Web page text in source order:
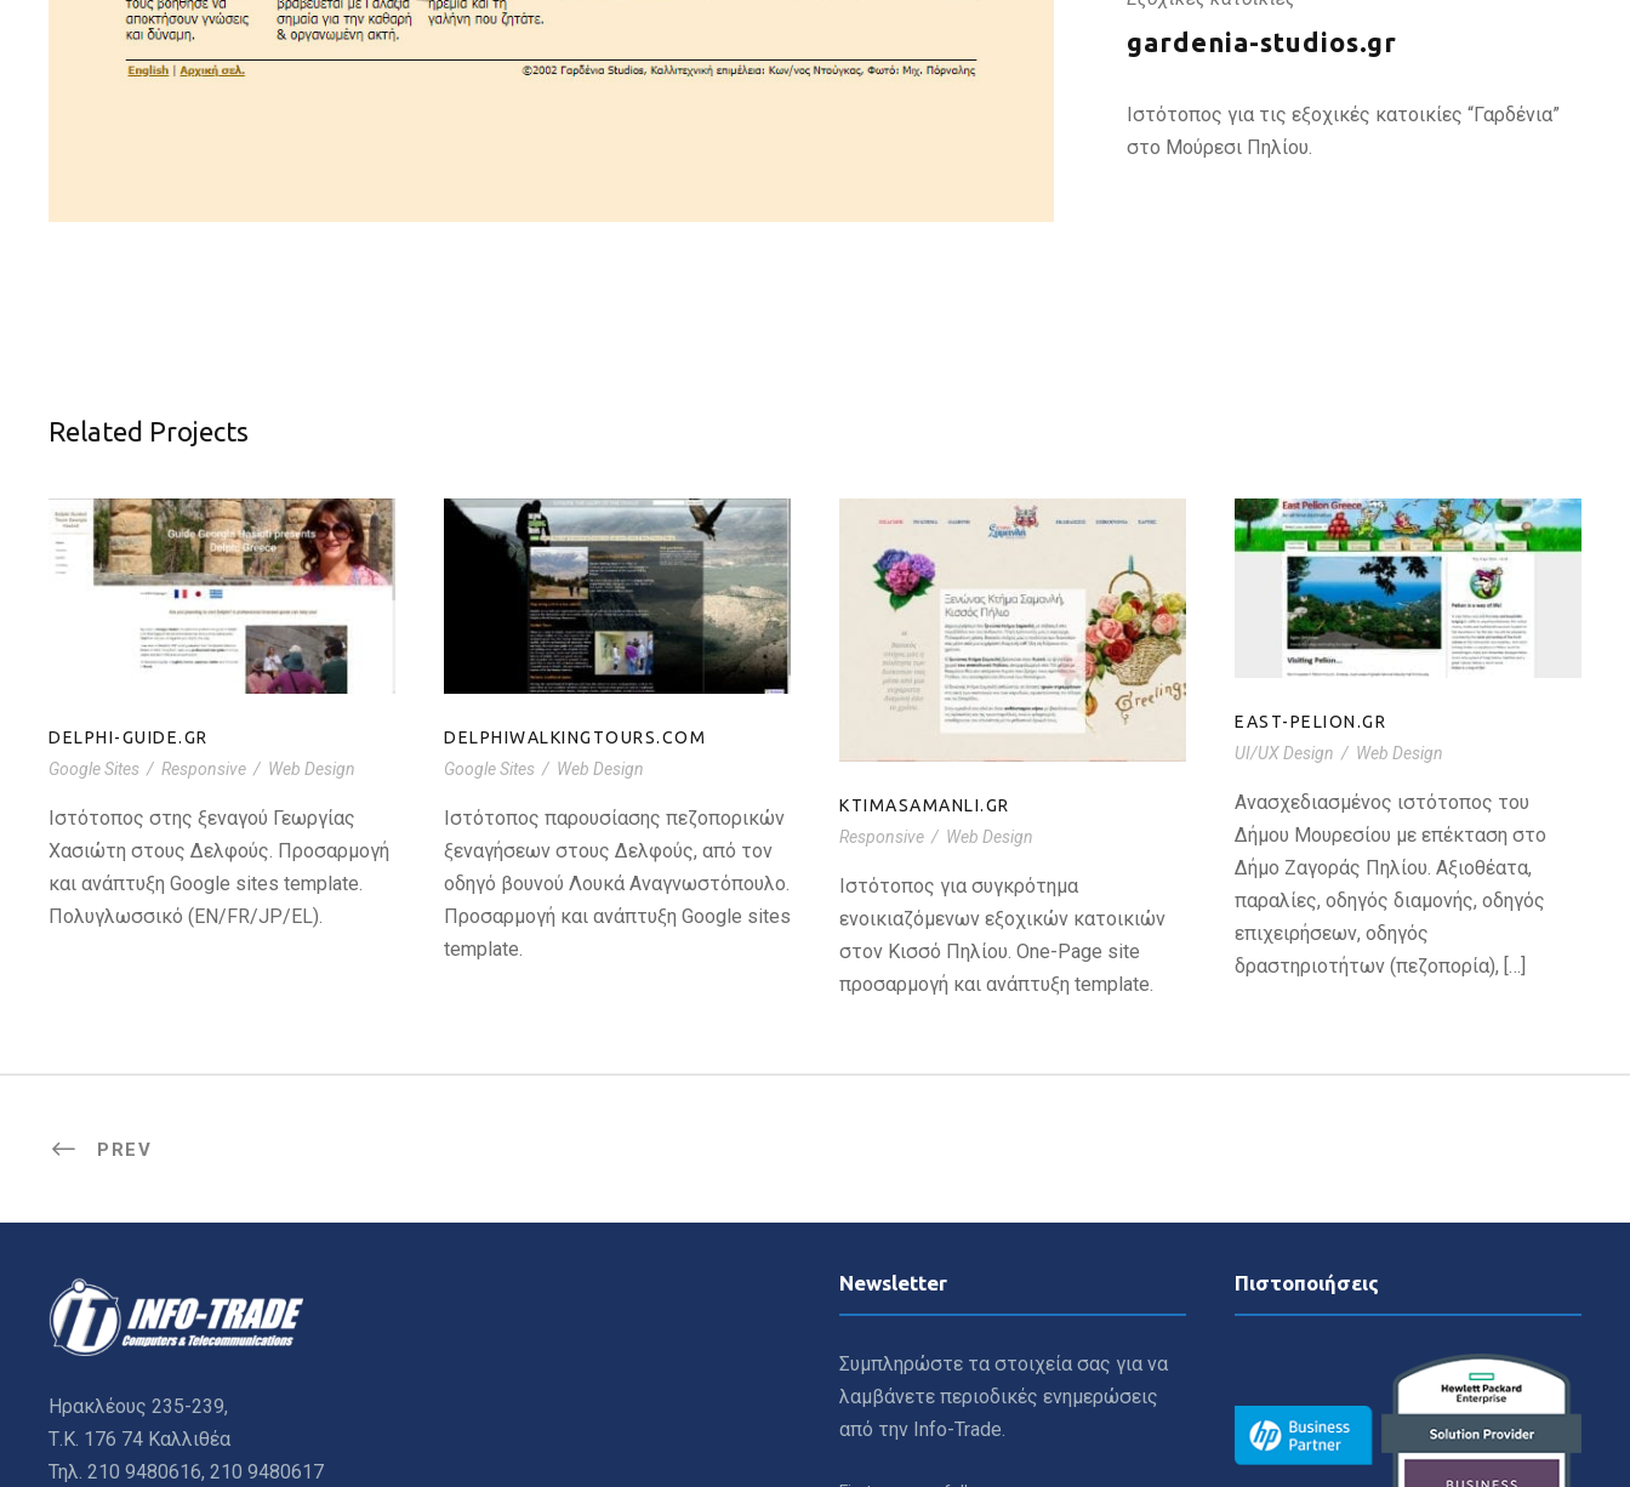
gardenia-studios.gr
Ιστότοπος για τις εξοχικές κατοικίες “Γαρδένια”
στο Μούρεσι Πηλίου.
Related Projects
DELPHI-GUIDE.GR
DELPHI-GUIDE.GR
Google Sites / Responsive / Web Design
Ιστότοπος στης ξεναγού Γεωργίας
Χασιώτη στους Δελφούς. Προσαρμογή
και ανάπτυξη Google sites template.
Πολυγλωσσικό (EN/FR/JP/EL).
DELPHIWALKINGTOURS.C
OM
DELPHIWALKINGTOURS.COM
Google Sites / Web Design
Ιστότοπος παρουσίασης πεζοπορικών
ξεναγήσεων στους Δελφούς, από τον
οδηγό βουνού Λουκά Αναγνωστόπουλο.
Προσαρμογή και ανάπτυξη Google sites
template.
KTIMASAMANLI.GR
KTIMASAMANLI.GR
Responsive / Web Design
Ιστότοπος για συγκρότημα
ενοικιαζόμενων εξοχικών κατοικιών
στον Κισσό Πηλίου. One-Page site
προσαρμογή και ανάπτυξη template.
EAST-PELION.GR
EAST-PELION.GR
UI/UX Design / Web Design
Ανασχεδιασμένος ιστότοπος του
Δήμου Μουρεσίου με επέκταση στο
Δήμο Ζαγοράς Πηλίου. Αξιοθέατα,
παραλίες, οδηγός διαμονής, οδηγός
επιχειρήσεων, οδηγός
δραστηριοτήτων (πεζοπορία), […]
PREV
Ηρακλέους 235-239,
Τ.Κ. 176 74 Καλλιθέα
Τηλ. 210 9480616, 210 9480617
Newsletter
Συμπληρώστε τα στοιχεία σας για να
λαμβάνετε περιοδικές ενημερώσεις
από την Info-Trade.
Πιστοποιήσεις